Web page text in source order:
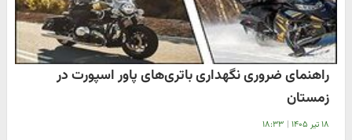
راهنمای ضروری نگهداری باتری‌های پاور اسپورت در
زمستان
۱۸ تیر ۱۴۰۵ | ۱۸:۳۳